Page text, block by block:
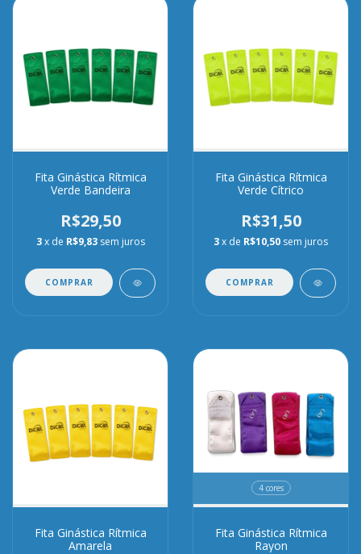
Fita Ginástica Rítmica
Verde Bandeira
R$29,50
3 x de R$9,83 sem juros
COMPRAR
Fita Ginástica Rítmica
Verde Cítrico
R$31,50
3x de R$10,50 sem juros
COMPRAR
Fita Ginástica Rítmica
Amarela
4 cores
Fita Ginástica Rítmica
Rayon